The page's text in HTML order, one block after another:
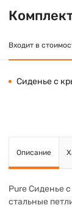
Входит в
Сиденье с
Описание
Pure Сиденье
стальные